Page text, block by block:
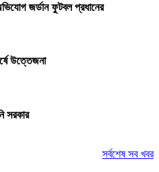
জর্ডান ফুটবল প্রধানের
উত্তেজনা
সরকার
সর্বশেষ সব খবর